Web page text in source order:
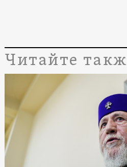
Читайте